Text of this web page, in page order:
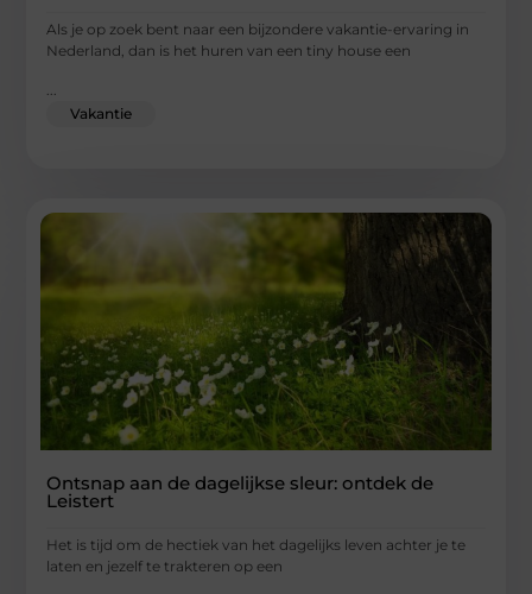
Als je op zoek bent naar een bijzondere vakantie-ervaring in
Nederland, dan is het huren van een tiny house een
Vakantie
Ontsnap aan de dagelijkse sleur: ontdek de
Leistert
Het is tijd om de hectiek van het dagelijks leven achter je te
laten en jezelf te trakteren op een